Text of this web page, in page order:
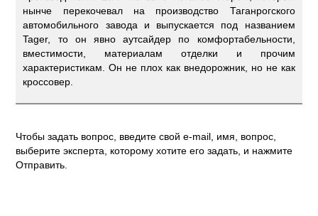
нынче перекочевал на производство Таганрогского
автомобильного завода и выпускается под названием
Tager, то он явно аутсайдер по комфортабельности,
вместимости, материалам отделки и прочим
характеристикам. Он не плох как внедорожник, но не как
кроссовер.
Чтобы задать вопрос, введите свой e-mail, имя, вопрос,
выберите эксперта, которому хотите его задать, и нажмите
Отправить.